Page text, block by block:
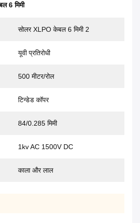
6 मिमी
सोलर XLPO केबल 6 मिमी 2
यूवी प्रतिरोधी
500 मीटर/रोल
टिन्डेड कॉपर
84/0.285 मिमी
1kv AC 1500V DC
काला और लाल